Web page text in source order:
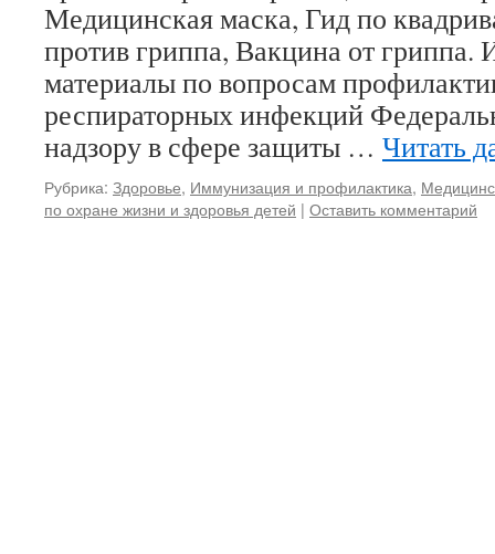
Медицинская маска, Гид по
против гриппа, Вакцина от
материалы по вопросам
респираторных инфекций
надзору в сфере защиты … Читать
Рубрика: Здоровье, Иммунизация и профилактика,
по охране жизни и здоровья детей | Оставить комментарий